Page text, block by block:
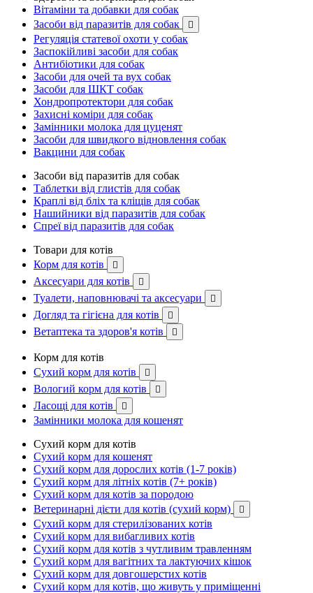
Вітаміни та добавки для собак
Засоби від паразитів для собак

Регуляція статевої охоти у собак
Заспокійливі засоби для собак
Антибіотики для собак
Засоби для очей та вух собак
Засоби для ШКТ собак
Хондропротектори для собак
Захисні коміри для собак
Замінники молока для цуценят
Засоби для швидкого відновлення собак
Вакцини для собак
Засоби від паразитів для собак
Таблетки від глистів для собак
Краплі від бліх та кліщів для собак
Нашийники від паразитів для собак
Спреї від паразитів для собак
Товари для котів
Корм для котів

Аксесуари для котів 
Туалети, наповнювачі та аксесуари 
Догляд та гігієна для котів 
Ветаптека та здоров'я котів 
Корм для котів
Сухий корм для котів

Вологий корм для котів 
Ласощі для котів 
Замінники молока для кошенят
Сухий корм для котів
Сухий корм для кошенят
Сухий корм для дорослих котів (1-7 років)
Сухий корм для літніх котів (7+ років)
Сухий корм для котів за породою
Ветеринарні дієти для котів (сухий корм)

Сухий корм для стерилізованих котів
Сухий корм для вибагливих котів
Сухий корм для котів з чутливим травленням
Сухий корм для вагітних та лактуючих кішок
Сухий корм для довгошерстих котів
Сухий корм для котів, що живуть у приміщенні